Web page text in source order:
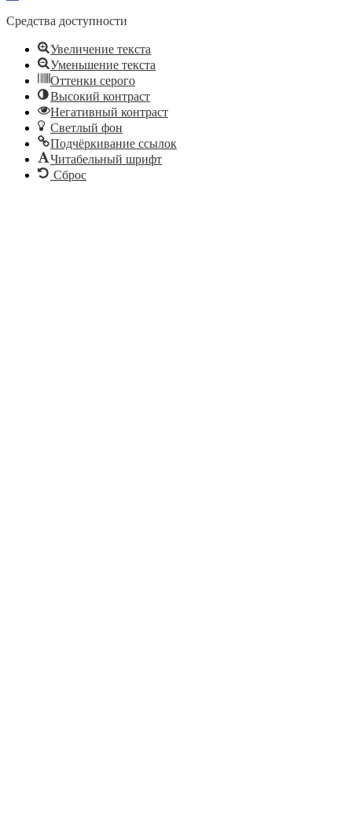
инструментов
Средства доступности
Увеличение текста
Уменьшение текста
Оттенки серого
Высокий контраст
Негативный контраст
Светлый фон
Подчёркивание ссылок
Читабельный шрифт
Сброс